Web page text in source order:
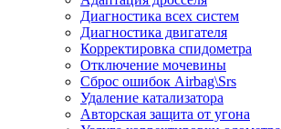
Диагностика всех систем
Диагностика двигателя
Корректировка спидометра
Отключение мочевины
Сброс ошибок Airbag\Srs
Удаление катализатора
Авторская защита от угона